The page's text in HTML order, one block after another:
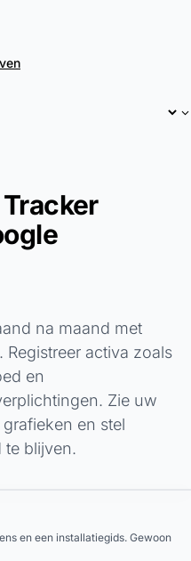
na maand met
activa zoals
en
Zie uw
en stel
te blijven.
en een installatiegids. Gewoon